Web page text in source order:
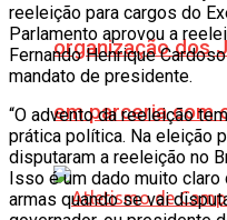
organização dos
em parceria com
reeleição para cargos do
Parlamento aprovou a
Fernando Henrique
mandato de presidente.
“O advento da reeleição
prática política. Na eleição
disputaram a reeleição no
Isso é um dado muito claro
armas quando se vai